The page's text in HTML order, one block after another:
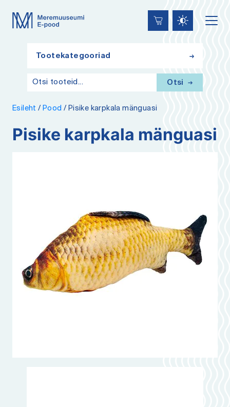
edasi
põhisisiu
kõrgkontrastsust
Tootekategooriad
Otsi
Esileht /Pood /Pisike karpkala mänguasi
Pisike karpkala mänguasi